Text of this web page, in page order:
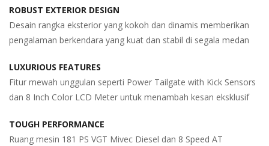
ROBUST EXTERIOR DESIGN
Desain rangka eksterior yang kokoh dan dinamis memberikan
pengalaman berkendara yang kuat dan stabil di segala medan
LUXURIOUS FEATURES
Fitur mewah unggulan seperti Power Tailgate with Kick Sensors
dan 8 Inch Color LCD Meter untuk menambah kesan eksklusif
TOUGH PERFORMANCE
Ruang mesin 181 PS VGT Mivec Diesel dan 8 Speed AT